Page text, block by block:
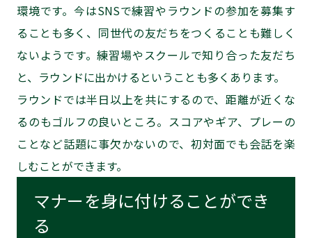
環境です。今はSNSで練習やラウンドの参加を募集す
ることも多く、同世代の友だちをつくることも難しく
ないようです。練習場やスクールで知り合った友だち
と、ラウンドに出かけるということも多くあります。
ラウンドでは半日以上を共にするので、距離が近くな
るのもゴルフの良いところ。スコアやギア、プレーの
ことなど話題に事欠かないので、初対面でも会話を楽
しむことができます。
マナーを身に付けることができ
る